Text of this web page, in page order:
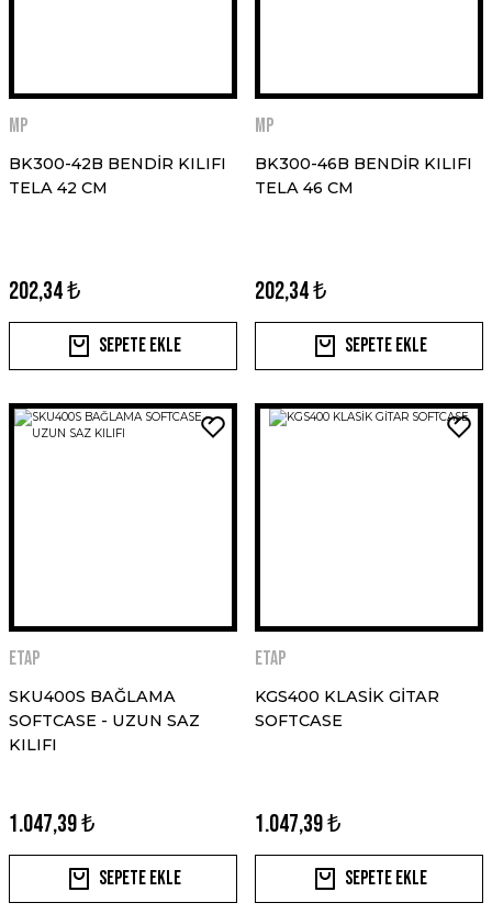
MP
BK300-42B BENDİR KILIFI
TELA 42 CM
202,34 ₺
Sepete Ekle
MP
BK300-46B BENDİR KILIFI
TELA 46 CM
202,34 ₺
Sepete Ekle
ETAP
SKU400S BAĞLAMA
SOFTCASE - UZUN SAZ
KILIFI
1.047,39 ₺
Sepete Ekle
ETAP
KGS400 KLASİK GİTAR
SOFTCASE
1.047,39 ₺
Sepete Ekle